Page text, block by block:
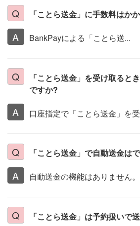
「ことら送金」に手数料はか
BankPayによる「ことら送...
「ことら送金」を受け取ると
ですか?
口座指定で「ことら送金」を
「ことら送金」で自動送金は
自動送金の機能はありません。
「ことら送金」は予約扱いで